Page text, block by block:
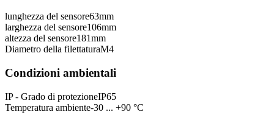
lunghezza del sensore63mm
larghezza del sensore106mm
altezza del sensore181mm
Diametro della filettaturaM4
Condizioni ambientali
IP - Grado di protezioneIP65
Temperatura ambiente-30 ... +90 °C